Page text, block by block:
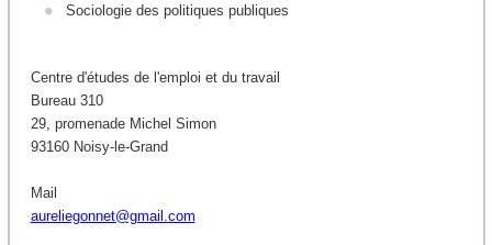
Sociologie des politiques publiques
Centre d'études de l'emploi et du travail
Bureau 310
29, promenade Michel Simon
93160 Noisy-le-Grand
Mail
aureliegonnet@gmail.com